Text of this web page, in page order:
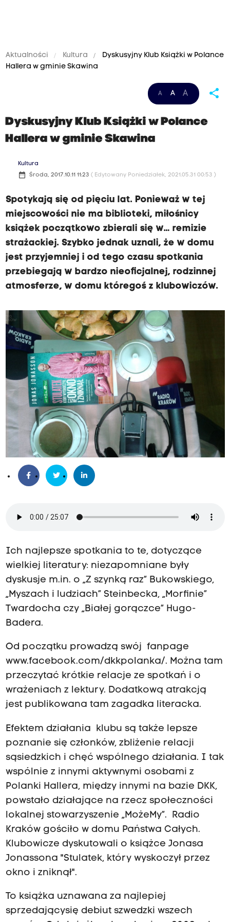
Aktualności Kultura
Dyskusyjny Klub Książki w Polance
Hallera w gminie Skawina
A A A share
Dyskusyjny Klub Książki w Polance
Hallera w gminie Skawina
Kultura
date_range Środa, 2017.10.11 11:23 ( Edytowany Poniedziałek, 2021.05.31 00:53 )
Spotykają się od pięciu lat. Ponieważ w tej
miejscowości nie ma biblioteki, miłośnicy
książek początkowo zbierali się w… remizie
strażackiej. Szybko jednak uznali, że w domu
jest przyjemniej i od tego czasu spotkania
przebiegają w bardzo nieoficjalnej, rodzinnej
atmosferze, w domu któregoś z klubowiczów.
Ich najlepsze spotkania to te, dotyczące
wielkiej literatury: niezapomniane były
dyskusje m.in. o „Z szynką raz” Bukowskiego,
„Myszach i ludziach” Steinbecka, „Morfinie”
Twardocha czy „Białej gorączce” Hugo-
Badera.
Od początku prowadzą swój fanpage
www.facebook.com/dkkpolanka/. Można tam
przeczytać krótkie relacje ze spotkań i o
wrażeniach z lektury. Dodatkową atrakcją
jest publikowana tam zagadka literacka.
Efektem działania klubu są także lepsze
poznanie się członków, zbliżenie relacji
sąsiedzkich i chęć wspólnego działania. I tak
wspólnie z innymi aktywnymi osobami z
Polanki Hallera, między innymi na bazie DKK,
powstało działające na rzecz społeczności
lokalnej stowarzyszenie „MożeMy”. Radio
Kraków gościło w domu Państwa Całych.
Klubowicze dyskutowali o książce Jonasa
Jonassona "Stulatek, który wyskoczył przez
okno i zniknął".
To książka uznawana za najlepiej
sprzedającysię debiut szwedzki wszech